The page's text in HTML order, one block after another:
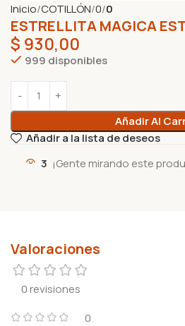
Inicio COTILLÓN 0 0
ESTRELLITA MAGICA
$ 930,00
999 disponibles
Añadir Al
Añadir a la lista de deseos
3 ¡Gente mirando este
Valoraciones
0 revisiones
0